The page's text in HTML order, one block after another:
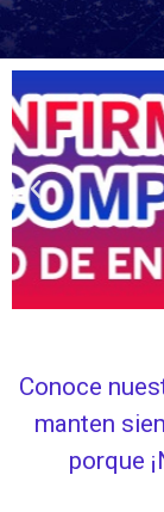
Conoce
manten
porque